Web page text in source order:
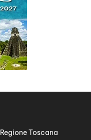
Regione Toscana